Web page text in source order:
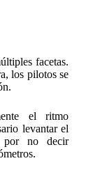
facetas.
los pilotos se
el ritmo
levantar el
por no decir